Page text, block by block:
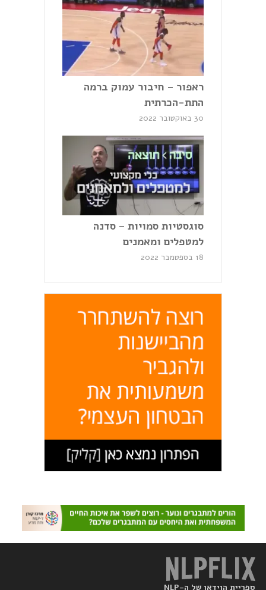
ראפור – חיבור עמוק ברמה
התת-הכרתית
30 באוקטובר 2022
סוגסטיות סמויות – סדנה
למטפלים ומאמנים
18 בספטמבר 2022
ספריית הוידאו של ה-NLP